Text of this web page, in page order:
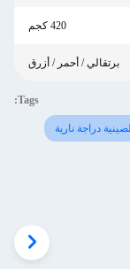
420 كجم
برتقالي / أحمر / أزرق
Tags:
دراجة نارية